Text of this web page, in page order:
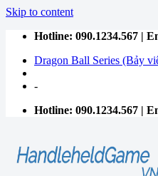
Skip to content
Hotline: 090.1234.567 |
Dragon Ball Series (Bảy
-
Hotline: 090.1234.567 |